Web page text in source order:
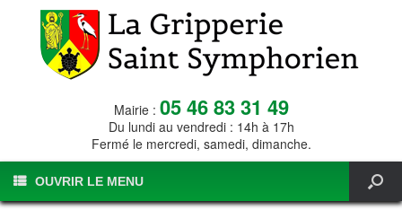
Mairie : 05 46 83 31 49
Du lundi au vendredi : 14h à 17h
Fermé le mercredi, samedi, dimanche.
OUVRIR LE MENU